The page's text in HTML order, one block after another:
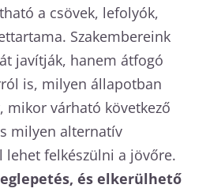
a csövek, lefolyók,
Szakembereink
javítják, hanem átfogó
is, milyen állapotban
mikor várható következő
milyen alternatív
lehet felkészülni a jövőre.
és elkerülhető